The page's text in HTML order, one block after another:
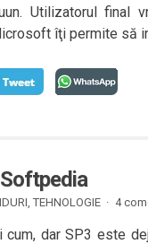
Utilizatorul
îţi permite să
, TEHNOLOGIE· 4
cum, dar SP3 este